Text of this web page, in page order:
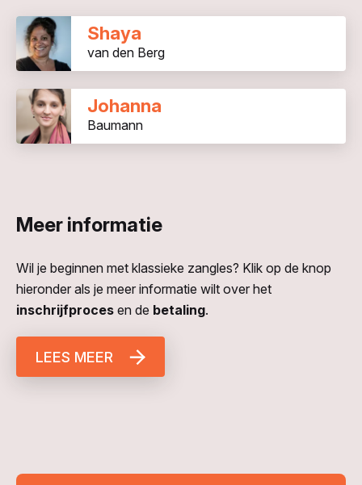
Shaya
van den Berg
Johanna
Baumann
Meer informatie
Wil je beginnen met klassieke zangles? Klik op de knop
hieronder als je meer informatie wilt over het
inschrijfproces en de betaling.
LEES MEER